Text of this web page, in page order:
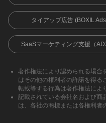
タイアップ広告 (BOXIL
SaaSマーケティング支援（
著作権法により認められる場合
はその他の権利者の許諾を得る
転載等する行為は著作権法によ
記載されている会社名および商
は、各社の商標または各権利者